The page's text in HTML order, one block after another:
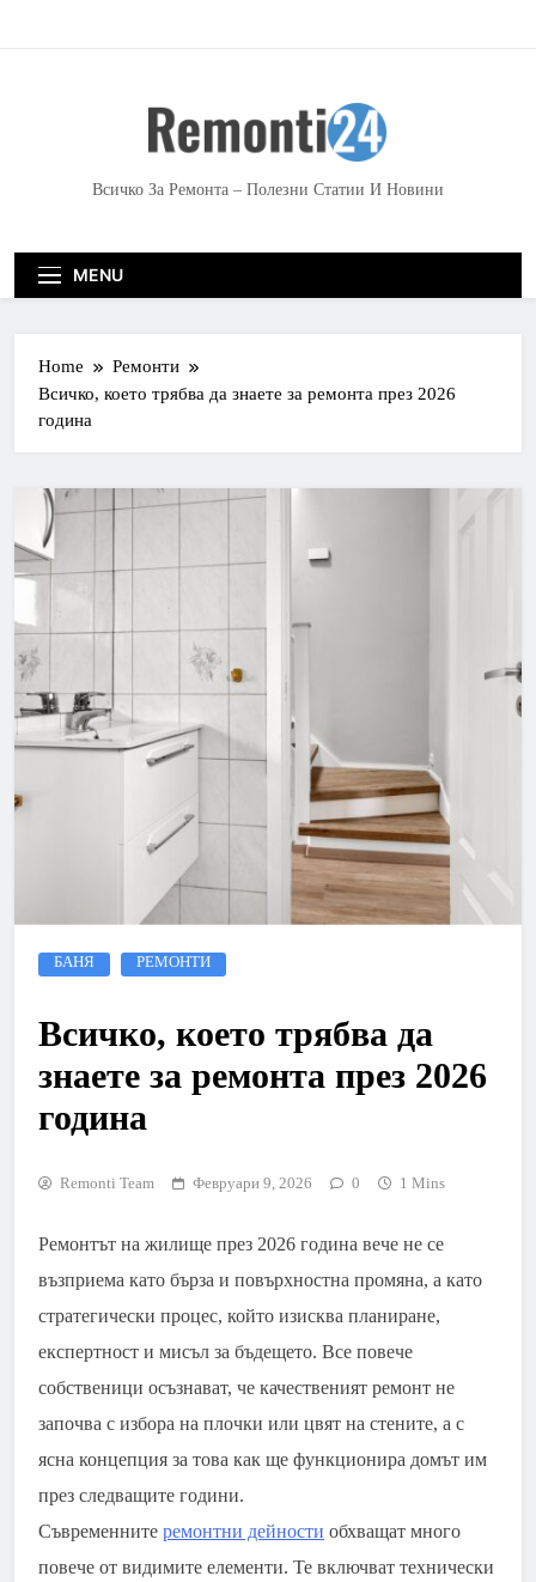
e
Всичко За Ремонта – Полезни Статии И Новини
MENU
Home
Ремонти
Всичко, което трябва да знаете за ремонта през 2026
година
БАНЯ РЕМОНТИ
Всичко, което трябва да
знаете за ремонта през 2026
година
Remonti Team Февруари 9, 2026 0 1 Mins
Ремонтът на жилище през 2026 година вече не се
възприема като бърза и повърхностна промяна, а като
стратегически процес, който изисква планиране,
експертност и мисъл за бъдещето. Все повече
собственици осъзнават, че качественият ремонт не
започва с избора на плочки или цвят на стените, а с
ясна концепция за това как ще функционира домът им
през следващите години.
Съвременните ремонтни дейности обхващат много
повече от видимите елементи. Те включват технически